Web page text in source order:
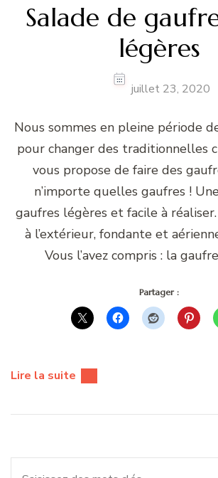
Salade de
légères
juillet 23, 2020
Nous sommes en pleine période
pour changer des traditionnelles
vous propose de faire des
n’importe quelles gaufres !
gaufres légères et facile à
à l’extérieur, fondante et
Vous l’avez compris : la
Partager :
Lire la suite